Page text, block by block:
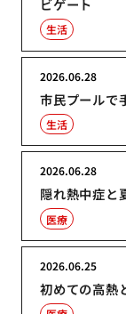
ビゲート
生活
市民プールで
2026.06.28
生活
隠れ熱中症と
2026.06.28
医療
初めての高熱
2026.06.25